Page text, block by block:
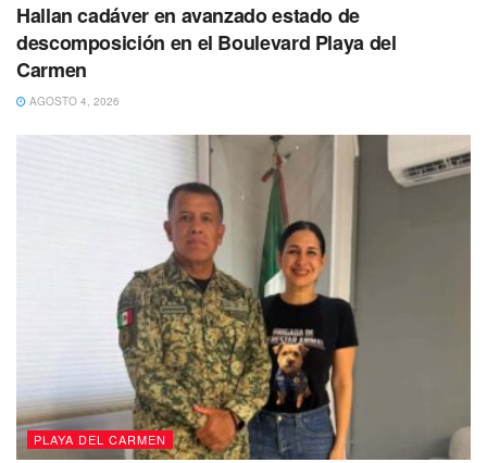
Hallan cadáver en avanzado estado de
descomposición en el Boulevard Playa del
Carmen
AGOSTO 4, 2026
PLAYA DEL CARMEN